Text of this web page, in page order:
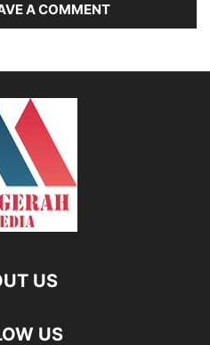
A COMMENT
US
US